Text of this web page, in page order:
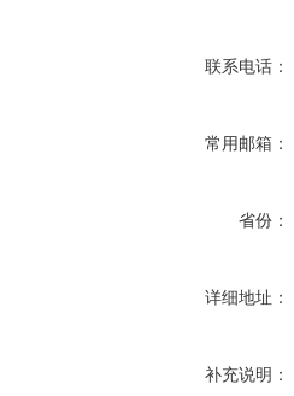
联系电话：
常用邮箱：
省份：
详细地址：
补充说明：